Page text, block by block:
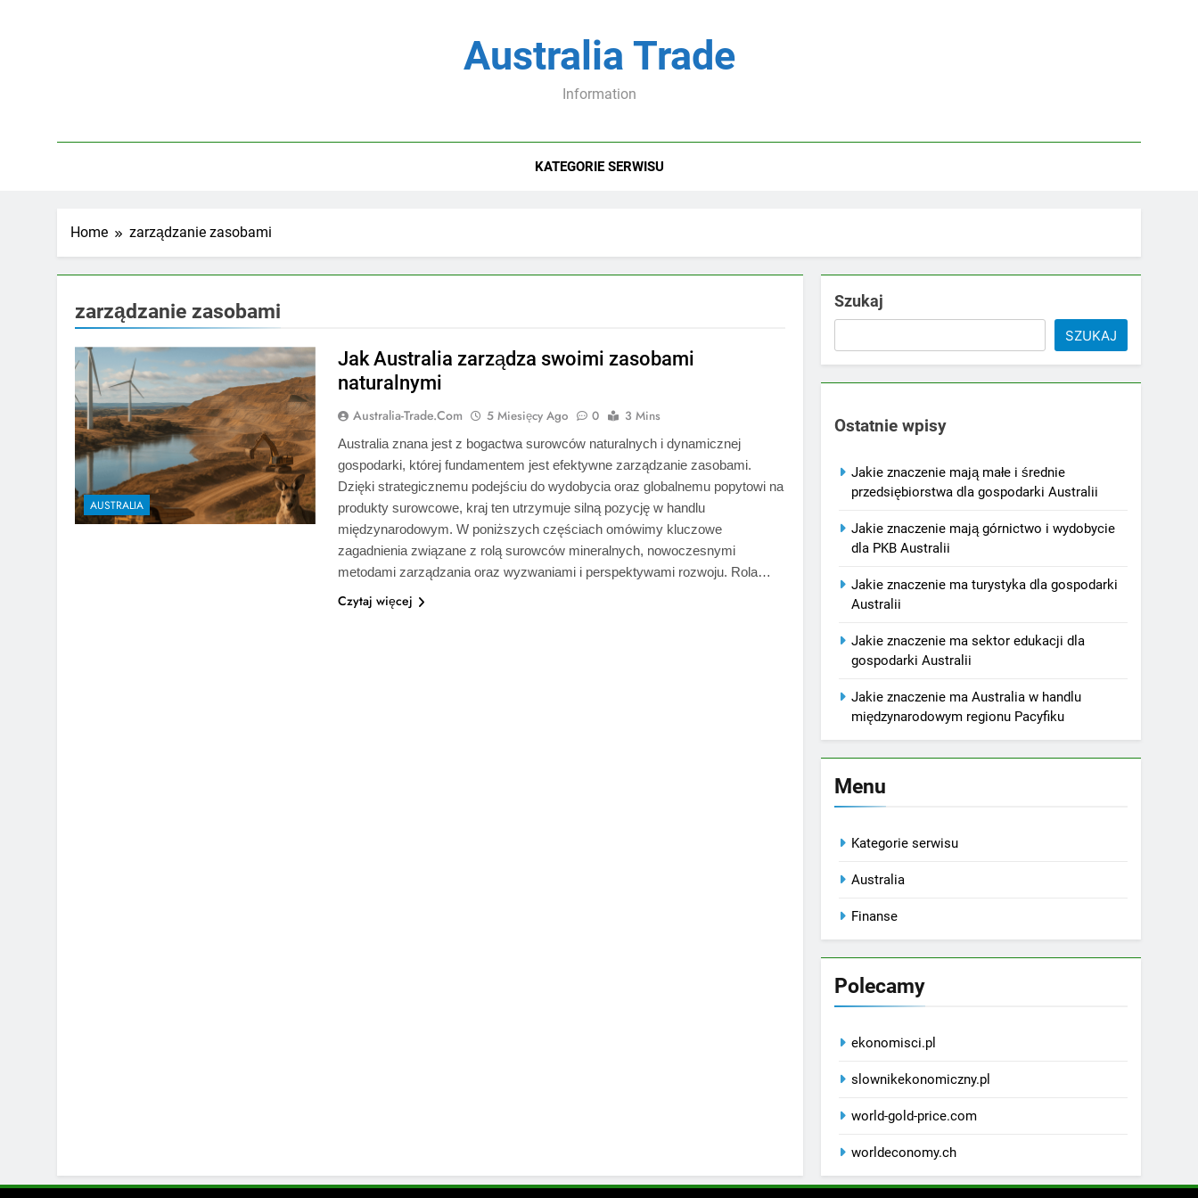
Australia Trade
Information
KATEGORIE SERWISU
Home zarządzanie zasobami
zarządzanie zasobami
AUSTRALIA
Jak Australia zarządza swoimi zasobami
naturalnymi
Australia-Trade.com 5 Miesięcy Ago 0 3 Mins
Australia znana jest z bogactwa surowców naturalnych i dynamicznej
gospodarki, której fundamentem jest efektywne zarządzanie zasobami.
Dzięki strategicznemu podejściu do wydobycia oraz globalnemu popytowi na
produkty surowcowe, kraj ten utrzymuje silną pozycję w handlu
międzynarodowym. W poniższych częściach omówimy kluczowe
zagadnienia związane z rolą surowców mineralnych, nowoczesnymi
metodami zarządzania oraz wyzwaniami i perspektywami rozwoju. Rola…
Czytaj więcej
Szukaj
SZUKAJ
Ostatnie wpisy
Jakie znaczenie mają małe i średnie
przedsiębiorstwa dla gospodarki Australii
Jakie znaczenie mają górnictwo i wydobycie
dla PKB Australii
Jakie znaczenie ma turystyka dla gospodarki
Australii
Jakie znaczenie ma sektor edukacji dla
gospodarki Australii
Jakie znaczenie ma Australia w handlu
międzynarodowym regionu Pacyfiku
Menu
Kategorie serwisu
Australia
Finanse
Polecamy
ekonomisci.pl
slownikekonomiczny.pl
world-gold-price.com
worldeconomy.ch